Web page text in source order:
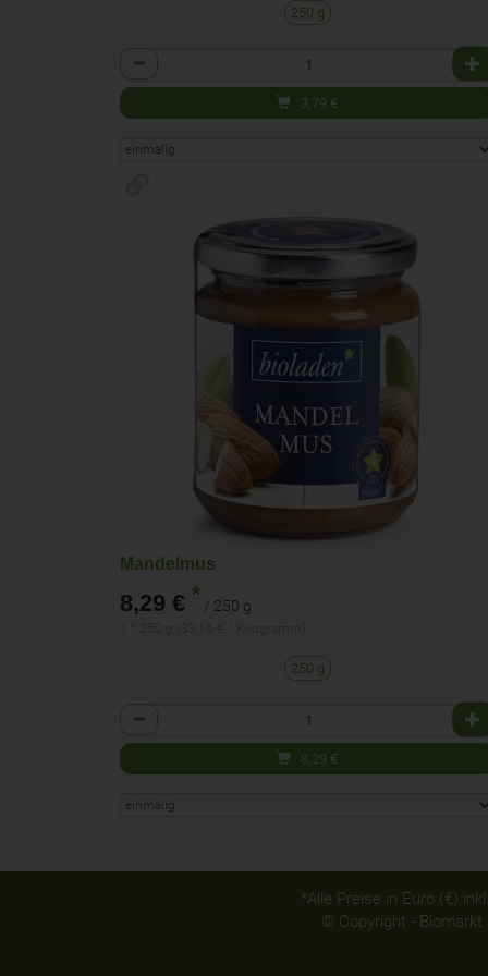
250 g
Anzahl
3,79 €
Mandelmus
8,29 € * / 250 g
250 g
Anzahl
8,29 €
*Alle Preise in Euro (€)
© Copyright - Biomarkt